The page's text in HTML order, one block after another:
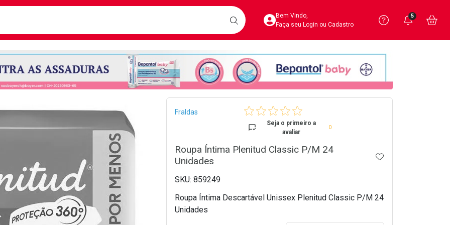
BUSCARAcesse sua Conta
Bem Vindo,
Faça seu Login ou Cadastro
Precisa
Ver Recursos
Você
5
Breadcrumb
Fraldas
Seja o primeiro a
avaliar
0
Roupa Íntima Plenitud Classic P/M 24
Unidades
ADICIONAR AOS
859249
Roupa Íntima Descartável Unissex Plenitud Classic P/M 24
Unidades